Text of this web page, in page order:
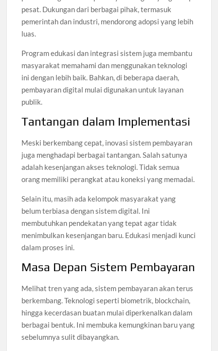
pesat. Dukungan dari berbagai pihak, termasuk
pemerintah dan industri, mendorong adopsi yang lebih
luas.
Program edukasi dan integrasi sistem juga membantu
masyarakat memahami dan menggunakan teknologi
ini dengan lebih baik. Bahkan, di beberapa daerah,
pembayaran digital mulai digunakan untuk layanan
publik.
Tantangan dalam Implementasi
Meski berkembang cepat, inovasi sistem pembayaran
juga menghadapi berbagai tantangan. Salah satunya
adalah kesenjangan akses teknologi. Tidak semua
orang memiliki perangkat atau koneksi yang memadai.
Selain itu, masih ada kelompok masyarakat yang
belum terbiasa dengan sistem digital. Ini
membutuhkan pendekatan yang tepat agar tidak
menimbulkan kesenjangan baru. Edukasi menjadi kunci
dalam proses ini.
Masa Depan Sistem Pembayaran
Melihat tren yang ada, sistem pembayaran akan terus
berkembang. Teknologi seperti biometrik, blockchain,
hingga kecerdasan buatan mulai diperkenalkan dalam
berbagai bentuk. Ini membuka kemungkinan baru yang
sebelumnya sulit dibayangkan.